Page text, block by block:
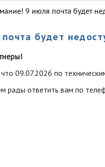
9 июля почта будет
будет
09.07.2026 по
рады ответить вам по